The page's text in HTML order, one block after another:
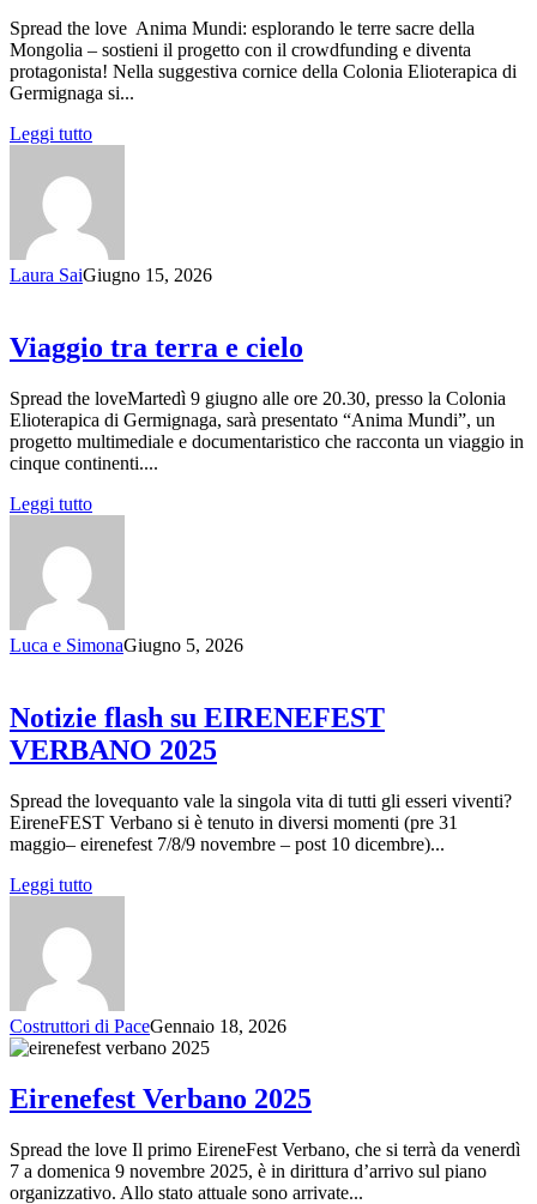
Spread the love Anima Mundi: esplorando le terre sacre della
Mongolia – sostieni il progetto con il crowdfunding e diventa
protagonista! Nella suggestiva cornice della Colonia Elioterapica di
Germignaga si...
Leggi tutto
Laura SaiGiugno 15, 2026
Viaggio tra terra e cielo
Spread the loveMartedì 9 giugno alle ore 20.30, presso la Colonia
Elioterapica di Germignaga, sarà presentato “Anima Mundi”, un
progetto multimediale e documentaristico che racconta un viaggio in
cinque continenti....
Leggi tutto
Luca e SimonaGiugno 5, 2026
Notizie flash su EIRENEFEST
VERBANO 2025
Spread the lovequanto vale la singola vita di tutti gli esseri viventi?
EireneFEST Verbano si è tenuto in diversi momenti (pre 31
maggio– eirenefest 7/8/9 novembre – post 10 dicembre)...
Leggi tutto
Costruttori di PaceGennaio 18, 2026
Eirenefest Verbano 2025
Spread the love Il primo EireneFest Verbano, che si terrà da venerdì
7 a domenica 9 novembre 2025, è in dirittura d’arrivo sul piano
organizzativo. Allo stato attuale sono arrivate...